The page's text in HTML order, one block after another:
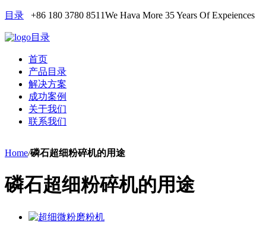
目录 +86 180 3780 8511We Hava More 35 Years Of Expeiences
目录
首页
产品目录
解决方案
成功案例
关于我们
联系我们
Home/磷石超细粉碎机的用途
磷石超细粉碎机的用途